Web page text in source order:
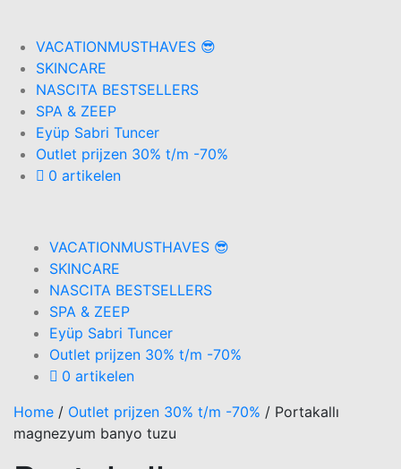
VACATIONMUSTHAVES 😎
SKINCARE
NASCITA BESTSELLERS
SPA & ZEEP
Eyüp Sabri Tuncer
Outlet prijzen 30% t/m -70%
0 artikelen
VACATIONMUSTHAVES 😎
SKINCARE
NASCITA BESTSELLERS
SPA & ZEEP
Eyüp Sabri Tuncer
Outlet prijzen 30% t/m -70%
0 artikelen
Home / Outlet prijzen 30% t/m -70% / Portakallı
magnezyum banyo tuzu